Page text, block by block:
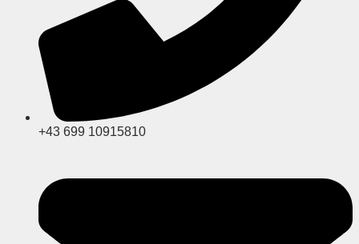
+43 699 10915810